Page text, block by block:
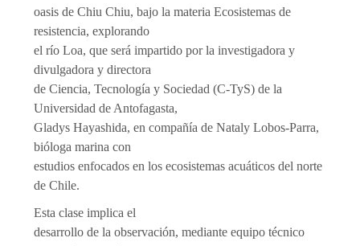
oasis de Chiu Chiu, bajo la materia Ecosistemas de
resistencia, explorando
el río Loa, que será impartido por la investigadora y
divulgadora y directora
de Ciencia, Tecnología y Sociedad (C-TyS) de la
Universidad de Antofagasta,
Gladys Hayashida, en compañía de Nataly Lobos-Parra,
bióloga marina con
estudios enfocados en los ecosistemas acuáticos del norte
de Chile.
Esta clase implica el
desarrollo de la observación, mediante equipo técnico